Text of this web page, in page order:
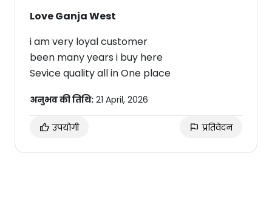
Love Ganja West
i am very loyal customer
been many years i buy here
Sevice quality all in One place
अनुभव की तिथि: 21 April, 2026
उपयोगी प्रतिवेदन